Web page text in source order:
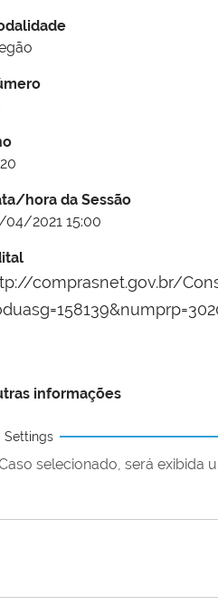
hora da Sessão
04/2021 15:00
comprasnet.gov.br/
informações
Settings
selecionado, será exibida